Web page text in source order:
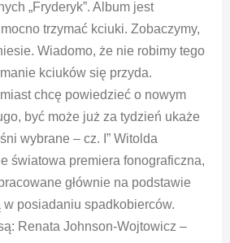
„Fryderyk”. Album jest
trzymać kciuki. Zobaczymy,
Wiadomo, że nie robimy tego
kciuków się przyda.
chcę powiedzieć o nowym
być może już za tydzień ukaże
wybrane – cz. I” Witolda
światowa premiera fonograficzna,
głównie na podstawie
w posiadaniu spadkobierców.
Renata Johnson-Wojtowicz –